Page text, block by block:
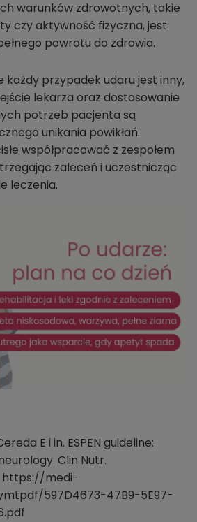
warunków zdrowotnych, takie
czy aktywność fizyczna, jest
powrotu do zdrowia.
przypadek udaru jest inny,
lekarza oraz dostosowanie
potrzeb pacjenta są
unikania powikłań.
współpracować z zespołem
zaleceń i uczestnicząc
leczenia.
E i in. ESPEN guideline:
Clin Nutr.
https://medi-
597D4673-47B9-5E97-